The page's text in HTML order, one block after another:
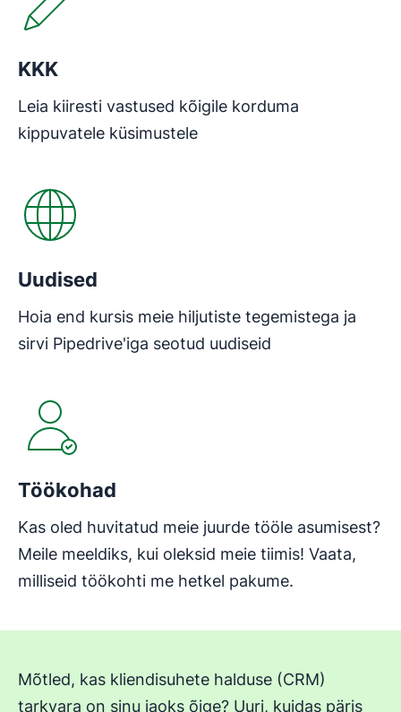
KKK
Leia kiiresti vastused kõigile korduma
kippuvatele küsimustele
Uudised
Hoia end kursis meie hiljutiste tegemistega ja
sirvi Pipedrive'iga seotud uudiseid
Töökohad
Kas oled huvitatud meie juurde tööle asumisest?
Meile meeldiks, kui oleksid meie tiimis! Vaata,
milliseid töökohti me hetkel pakume.
Mõtled, kas kliendisuhete halduse (CRM)
tarkvara on sinu jaoks õige? Uuri, kuidas päris